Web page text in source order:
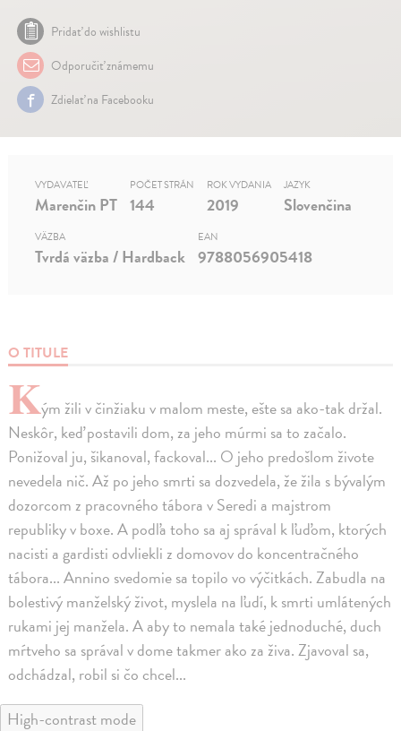
Pridať do wishlistu
Odporučiť známemu
Zdielať na Facebooku
O TITULE
Kým žili v činžiaku v malom meste, ešte sa ako-tak držal.
Neskôr, keď postavili dom, za jeho múrmi sa to začalo.
Ponižoval ju, šikanoval, fackoval... O jeho predošlom živote
nevedela nič. Až po jeho smrti sa dozvedela, že žila s bývalým
dozorcom z pracovného tábora v Seredi a majstrom
republiky v boxe. A podľa toho sa aj správal k ľuďom, ktorých
nacisti a gardisti odvliekli z domovov do koncentračného
tábora... Annino svedomie sa topilo vo výčitkách. Zabudla na
bolestivý manželský život, myslela na ľudí, k smrti umlátených
rukami jej manžela. A aby to nemala také jednoduché, duch
mŕtveho sa správal v dome takmer ako za živa. Zjavoval sa,
odchádzal, robil si čo chcel...
VYDAVATEĽ
Marenčin PT
POČET STRÁN
144
ROK VYDANIA
2019
JAZYK
Slovenčina
VÄZBA
Tvrdá väzba / Hardback
EAN
9788056905418
High-contrast mode